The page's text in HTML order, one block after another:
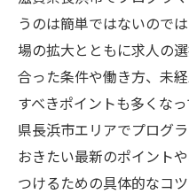
うのは簡単ではないので
場の拡大とともに求人の
合った条件や働き方、未
すべきポイントも多くな
県長浜市エリアでプログ
おきたい最新のポイント
つけるための具体的なコ